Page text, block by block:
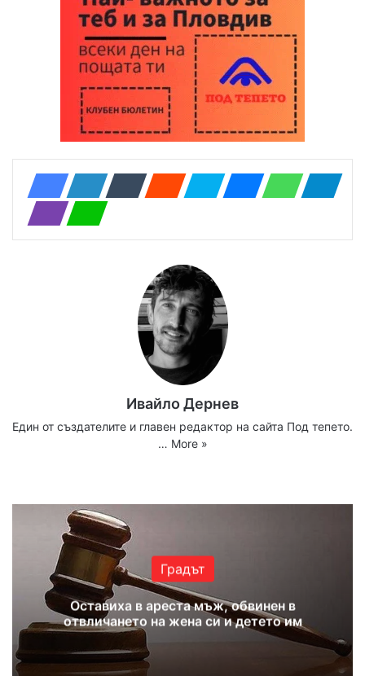
Ивайло Дернев
Един от създателите и главен редактор на сайта Под тепето.
… More »
Градът
Оставиха в ареста мъж, обвинен в
отвличането на жена си и детето им